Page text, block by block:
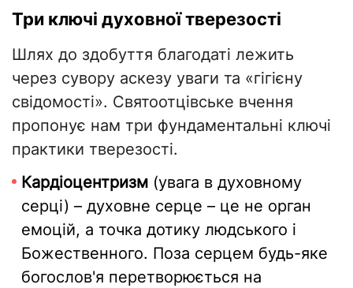
​Три ключі духовної тверезості
Шлях до здобуття благодаті лежить
через сувору аскезу уваги та «гігієну
свідомості». Святоотцівське вчення
пропонує нам три фундаментальні ключі
практики тверезості.
​Кардіоцентризм (увага в духовному
серці) – духовне серце – це не орган
емоцій, а точка дотику людського і
Божественного. Поза серцем будь-яке
богослов'я перетворюється на